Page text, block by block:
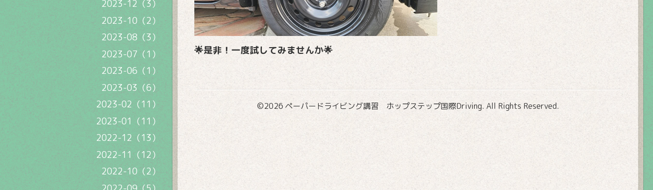
🌟是非！一度試してみませんか🌟
©2026 ペーパードライビング講習 ホップステップ国際Driving. All Rights Reserved.
2023-12（3）
2023-10（2）
2023-08（3）
2023-07（1）
2023-06（1）
2023-03（6）
2023-02（11）
2023-01（11）
2022-12（13）
2022-11（12）
2022-10（2）